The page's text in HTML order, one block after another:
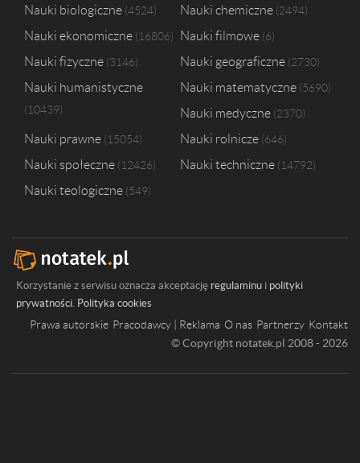
Nauki biologiczne 4524 Nauki chemiczne 2494
Nauki ekonomiczne 16806 Nauki filmowe 6
Nauki fizyczne 3146 Nauki geograficzne 2730
Nauki humanistyczne
10439
Nauki matematyczne 5690
Nauki medyczne 2370
Nauki prawne 15054 Nauki rolnicze 646
Nauki społeczne 12426 Nauki techniczne 14792
Nauki teologiczne 549
Korzystanie z serwisu oznacza akceptację regulaminu i polityki
prywatności. Polityka cookies
Prawa autorskie Pracodawcy | Reklama O nas Partnerzy Kontakt
© Copyright notatek.pl 2008 - 2026